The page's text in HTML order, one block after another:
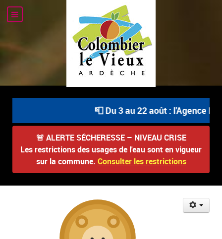
📮 Du 3 au 22 août : l'Agence
🚨 ALERTE SÉCHERESSE – NIVEAU CRISE
Les restrictions des usages de l'eau sont en vigueur
sur la commune. Consulter les restrictions